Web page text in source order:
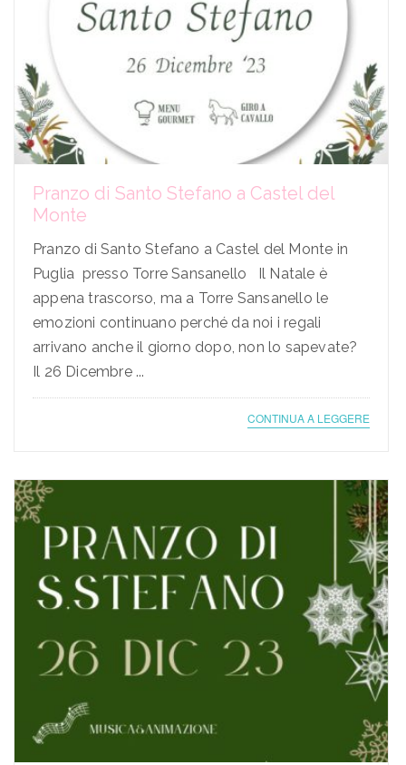
Pranzo di Santo Stefano a Castel del
Monte
Pranzo di Santo Stefano a Castel del Monte in
Puglia presso Torre Sansanello Il Natale è
appena trascorso, ma a Torre Sansanello le
emozioni continuano perché da noi i regali
arrivano anche il giorno dopo, non lo sapevate?
Il 26 Dicembre ...
CONTINUA A LEGGERE